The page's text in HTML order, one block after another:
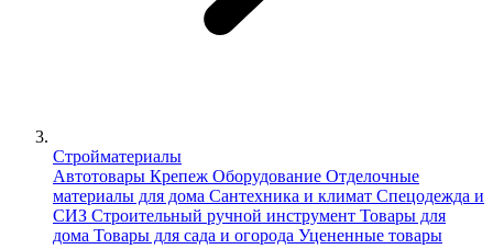
Стройматериалы
Автотовары Крепеж Оборудование Отделочные
материалы для дома Сантехника и климат Спецодежда и
СИЗ Строительный ручной инструмент Товары для
дома Товары для сада и огорода Уцененные товары